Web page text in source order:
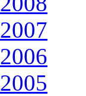
2007
2006
2005